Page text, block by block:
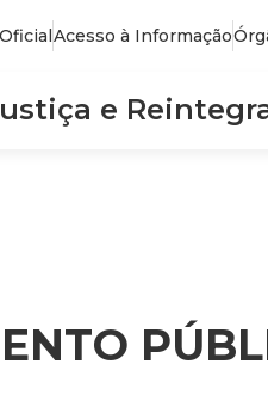
Acesso à Informação
e